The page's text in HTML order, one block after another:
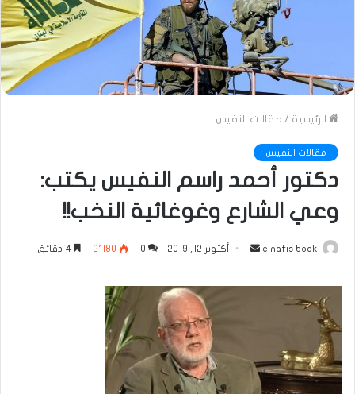
الرئيسية / مقالات النفيس
مقالات النفيس
دكتور أحمد راسم النفيس يكتب:
وعي الشارع وغوغائية النخب!!
elnafis book
أرسل
إلكترونيا
أكتوبر 12, 2019 0 2٬180